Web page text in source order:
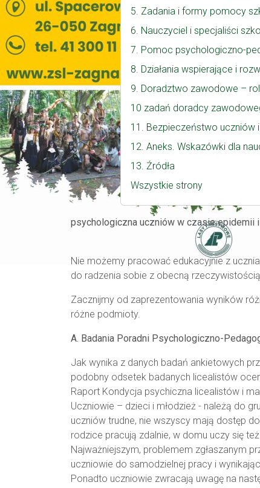
5. Zadania i formy pomocy
6. Nauczyciel i specjaliści
7. Pomoc psychologiczno-
8. Działania wspierające i
9. Doradztwo zawodowe –
10 zadań doradcy
11. Bezpieczeństwo uczniów
12. Aneks. Wskazówki dla
13. Źródła
Wszystkie strony
psychologiczna uczniów w czasie epidemii i
Nie możemy pracować edukacyjnie z
do radzenia sobie z obecną
Zacznijmy od zaprezentowania wyników
różne podmioty.
A. Badania Poradni Psychologiczno-
Jak wynika z danych badań ankietowych
podobny odsetek badanych licealistów
Raport Kondycja psychiczna licealistów i
Uczniowie – dzieci i młodzież - należą do
uczniów trudne, nie wszyscy mają dostęp
rodzice pracują zdalnie, w domu uczy się
Najważniejszym, problemem zgłaszanym
uczniowie do samodzielnej pracy i
Ponadto uczniowie zwracają uwagę na